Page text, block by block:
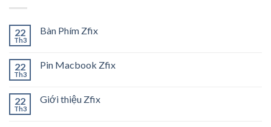
22
Th3
Bàn Phím Zfix
22
Th3
Pin Macbook Zfix
22
Th3
Giới thiệu Zfix